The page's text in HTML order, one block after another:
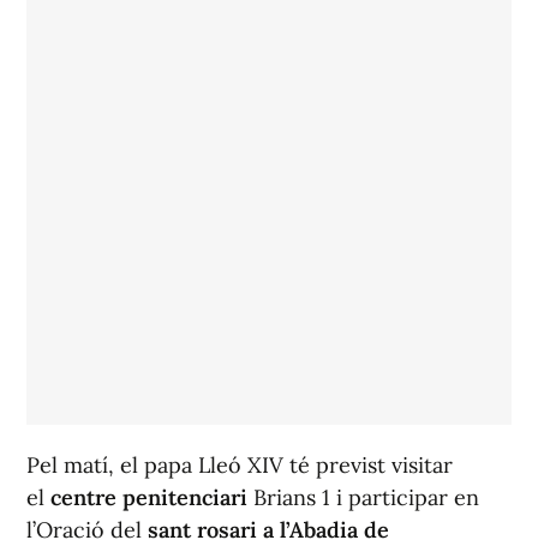
Pel matí, el papa Lleó XIV té previst visitar
el centre penitenciari Brians 1 i participar en
l’Oració del sant rosari a l’Abadia de